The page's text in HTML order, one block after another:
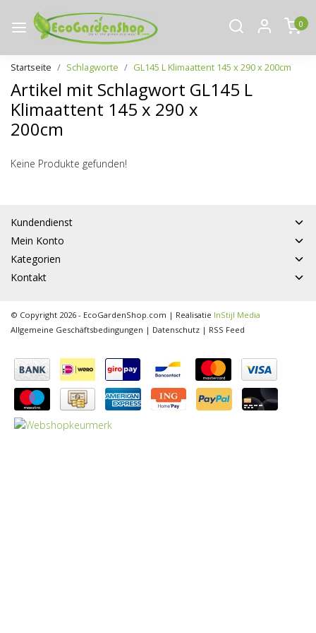
0
Startseite Schlagworte GL145 L Klimaattent 145 x 290 x 200cm
Artikel mit Schlagwort GL145 L
Klimaattent 145 x 290 x
200cm
Keine Produkte gefunden!
Kundendienst
Mein Konto
Kategorien
Kontakt
© Copyright 2026 - EcoGardenShop.com | Realisatie InStijl Media
Allgemeine Geschäftsbedingungen | Datenschutz | RSS Feed